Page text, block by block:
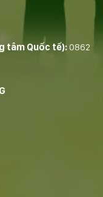
tâm Quốc tế):0862